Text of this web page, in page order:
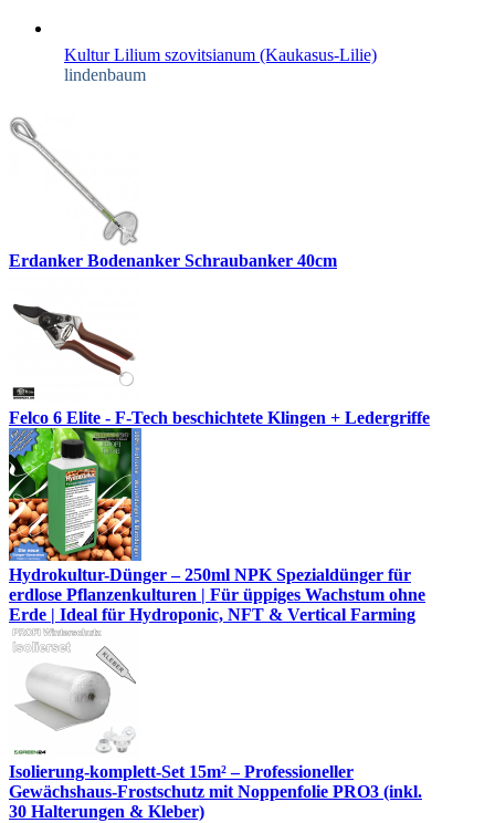
Kultur Lilium szovitsianum (Kaukasus-Lilie)
lindenbaum
Erdanker Bodenanker Schraubanker 40cm
Felco 6 Elite - F-Tech beschichtete Klingen + Ledergriffe
Hydrokultur-Dünger – 250ml NPK Spezialdünger für
erdlose Pflanzenkulturen | Für üppiges Wachstum ohne
Erde | Ideal für Hydroponic, NFT & Vertical Farming
Isolierung-komplett-Set 15m² – Professioneller
Gewächshaus-Frostschutz mit Noppenfolie PRO3 (inkl.
30 Halterungen & Kleber)